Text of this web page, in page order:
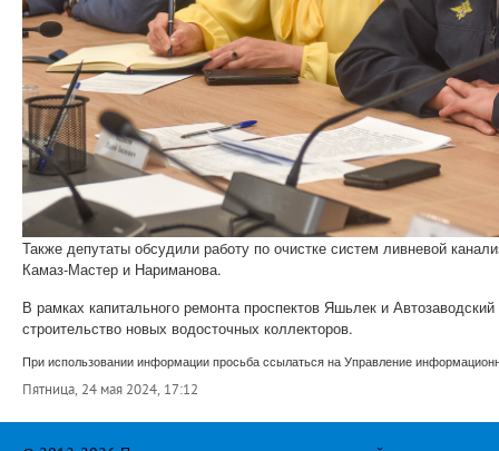
Также депутаты обсудили работу по очистке систем ливневой
Камаз-Мастер и Нариманова.
В рамках капитального ремонта проспектов Яшьлек и
строительство новых водосточных коллекторов.
При использовании информации просьба ссылаться на Управление
Пятница, 24 мая 2024, 17:12